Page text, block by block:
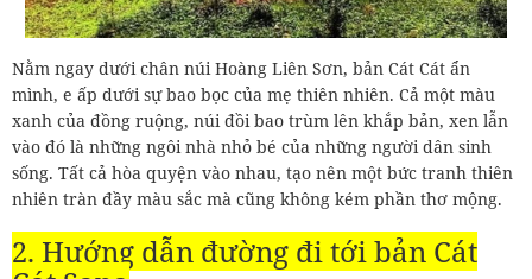
Nằm ngay dưới chân núi Hoàng Liên Sơn, bản Cát Cát ẩn
mình, e ấp dưới sự bao bọc của mẹ thiên nhiên. Cả một màu
xanh của đồng ruộng, núi đồi bao trùm lên khắp bản, xen lẫn
vào đó là những ngôi nhà nhỏ bé của những người dân sinh
sống. Tất cả hòa quyện vào nhau, tạo nên một bức tranh thiên
nhiên tràn đầy màu sắc mà cũng không kém phần thơ mộng.
2. Hướng dẫn đường đi tới bản Cát